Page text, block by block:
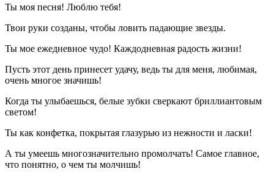
Ты моя песня! Люблю тебя!
Твои руки созданы, чтобы ловить падающие звезды.
Ты мое ежедневное чудо! Каждодневная радость жизни!
Пусть этот день принесет удачу, ведь ты для меня, любимая,
очень многое значишь!
Когда ты улыбаешься, белые зубки сверкают бриллиантовым
светом!
Ты как конфетка, покрытая глазурью из нежности и ласки!
А ты умеешь многозначительно промолчать! Самое главное,
что понятно, о чем ты молчишь!